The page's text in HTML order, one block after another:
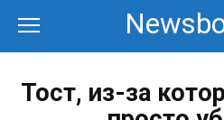
контенту
Тост, из-за